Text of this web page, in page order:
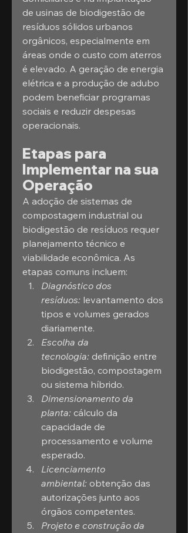
de usinas de biodigestão de
resíduos sólidos urbanos
orgânicos, especialmente em
áreas onde o custo com aterros
é elevado. A geração de energia
elétrica e a produção de adubo
podem beneficiar programas
sociais e reduzir despesas
operacionais.
Etapas para
Implementar na sua
Operação
A adoção de sistemas de
compostagem industrial ou
biodigestão de resíduos requer
planejamento técnico e
viabilidade econômica. As
etapas comuns incluem:
Diagnóstico dos
resíduos: levantamento dos
tipos e volumes gerados
diariamente.
Escolha da
tecnologia: definição entre
biodigestão, compostagem
ou sistema híbrido.
Dimensionamento da
planta: cálculo da
capacidade de
processamento e volume
esperado.
Licenciamento
ambiental: obtenção das
autorizações junto aos
órgãos competentes.
Projeto e construção da